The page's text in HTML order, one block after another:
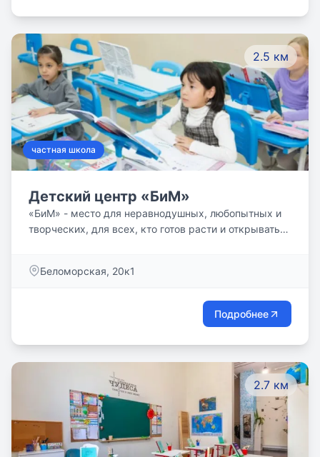
изолирована и охраняема.
2.5 км
частная школа
Детский центр «БиМ»
«БиМ» - место для неравнодушных, любопытных и
творческих, для всех, кто готов расти и открывать
Беломорская, 20к1
Подробнее
2.7 км